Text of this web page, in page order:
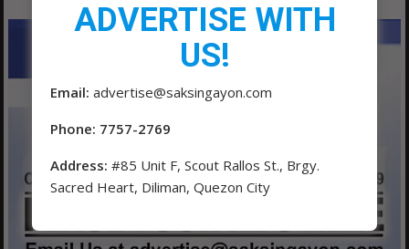
ADVERTISE WITH
US!
Email: advertise@saksingayon.com
Phone: 7757-2769
Address: #85 Unit F, Scout Rallos St., Brgy.
Sacred Heart, Diliman, Quezon City